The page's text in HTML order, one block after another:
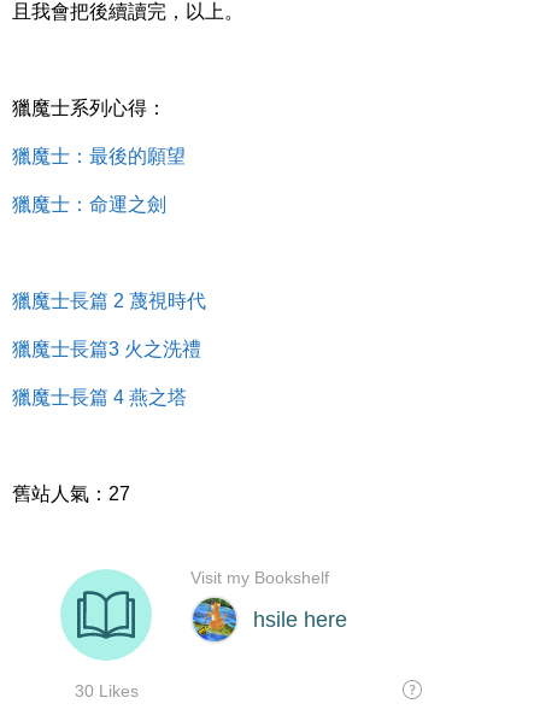
且我會把後續讀完，以上。
獵魔士系列心得：
獵魔士：最後的願望
獵魔士：命運之劍
獵魔士長篇 2 蔑視時代
獵魔士長篇3 火之洗禮
獵魔士長篇 4 燕之塔
舊站人氣：27